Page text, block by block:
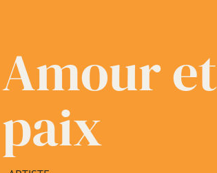
Amour et
paix